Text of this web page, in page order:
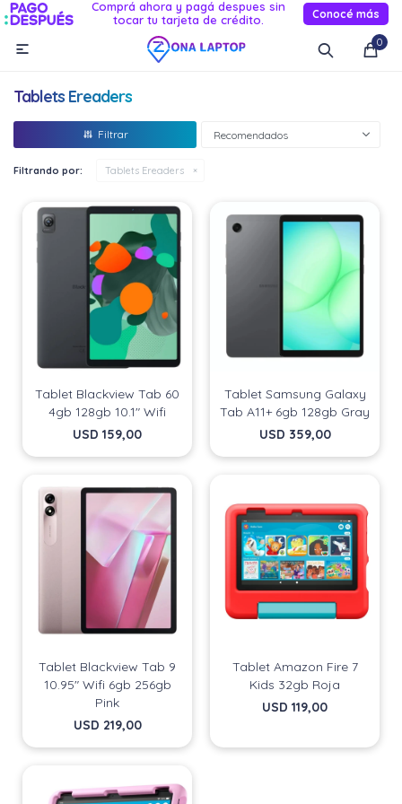
Comprá ahora y pagá despues sin
tocar tu tarjeta de crédito.
Conocé más
0

Tablets Ereaders
Recomendados
Filtrando por: Tablets Ereaders
Tablet Blackview Tab 60
4gb 128gb 10.1" Wifi
USD 159,00
Tablet Samsung Galaxy
Tab A11+ 6gb 128gb Gray
USD 359,00
Tablet Blackview Tab 9
10.95" Wifi 6gb 256gb
Pink
USD 219,00
Tablet Amazon Fire 7
Kids 32gb Roja
USD 119,00
Comprá ahora y Pagá
¡Sumate a la forma más ágil de
Comprá en 3 cuotas sin recargo o hasta en 12
cuotas * ¡Solo con tu cédula!
Verifica si estás calificado para comprar con
Comprá ahora y Pagá
¡Sumate a la forma más ágil de
Comprá en 3 cuotas sin recargo o hasta en 12
cuotas * ¡Solo con tu cédula!
Verifica si estás calificado para comprar con
MI CUENTA
Novedades
Informática
Audio Y TV
Relojes smart